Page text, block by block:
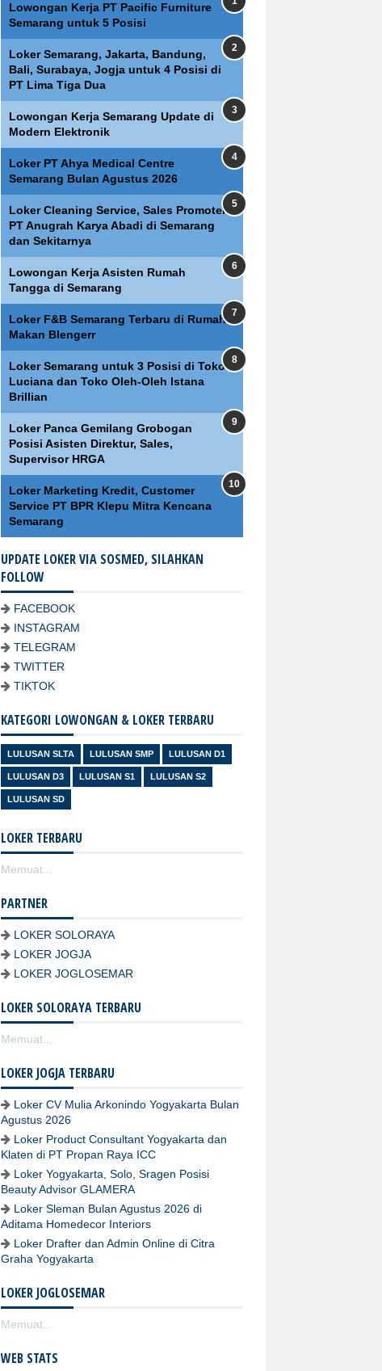
Lowongan Kerja PT Pacific Furniture
Semarang untuk 5 Posisi
Loker Semarang, Jakarta, Bandung,
Bali, Surabaya, Jogja untuk 4 Posisi di
PT Lima Tiga Dua
Lowongan Kerja Semarang Update di
Modern Elektronik
Loker PT Ahya Medical Centre
Semarang Bulan Agustus 2026
Loker Cleaning Service, Sales Promoter
PT Anugrah Karya Abadi di Semarang
dan Sekitarnya
Lowongan Kerja Asisten Rumah
Tangga di Semarang
Loker F&B Semarang Terbaru di Rumah
Makan Blengerr
Loker Semarang untuk 3 Posisi di Toko
Luciana dan Toko Oleh-Oleh Istana
Brillian
Loker Panca Gemilang Grobogan
Posisi Asisten Direktur, Sales,
Supervisor HRGA
Loker Marketing Kredit, Customer
Service PT BPR Klepu Mitra Kencana
Semarang
UPDATE LOKER VIA SOSMED, SILAHKAN
FOLLOW
FACEBOOK
INSTAGRAM
TELEGRAM
TWITTER
TIKTOK
KATEGORI LOWONGAN & LOKER TERBARU
LULUSAN SLTA LULUSAN SMP LULUSAN D1
LULUSAN D3 LULUSAN S1 LULUSAN S2
LULUSAN SD
LOKER TERBARU
Memuat...
PARTNER
LOKER SOLORAYA
LOKER JOGJA
LOKER JOGLOSEMAR
LOKER SOLORAYA TERBARU
Memuat...
LOKER JOGJA TERBARU
Loker CV Mulia Arkonindo Yogyakarta Bulan
Agustus 2026
Loker Product Consultant Yogyakarta dan
Klaten di PT Propan Raya ICC
Loker Yogyakarta, Solo, Sragen Posisi
Beauty Advisor GLAMERA
Loker Sleman Bulan Agustus 2026 di
Aditama Homedecor Interiors
Loker Drafter dan Admin Online di Citra
Graha Yogyakarta
LOKER JOGLOSEMAR
Memuat...
WEB STATS